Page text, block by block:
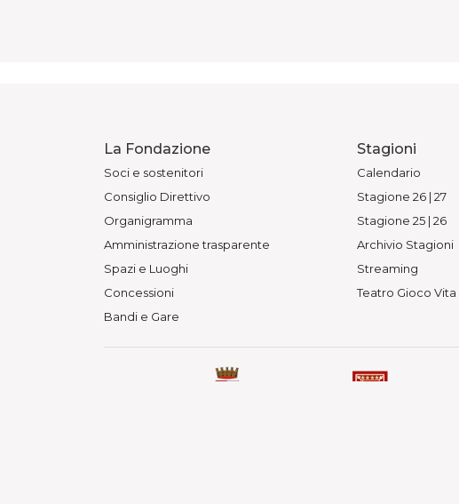
La Fondazione
Soci e sostenitori
Consiglio Direttivo
Organigramma
Amministrazione trasparente
Spazi e Luoghi
Concessioni
Bandi e Gare
Stagioni
Calendario
Stagione 26 | 27
Stagione 25 | 26
Archivio Stagioni
Streaming
Teatro Gioco Vita